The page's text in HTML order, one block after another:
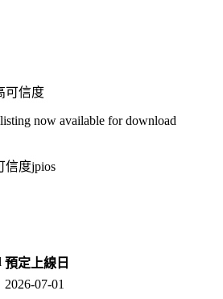
可信度
now available for download
信度jpios
預定上線日
2026-07-01